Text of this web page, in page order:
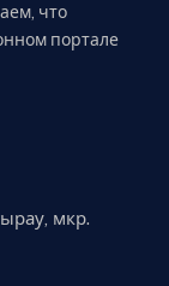
что
портале
мкр.